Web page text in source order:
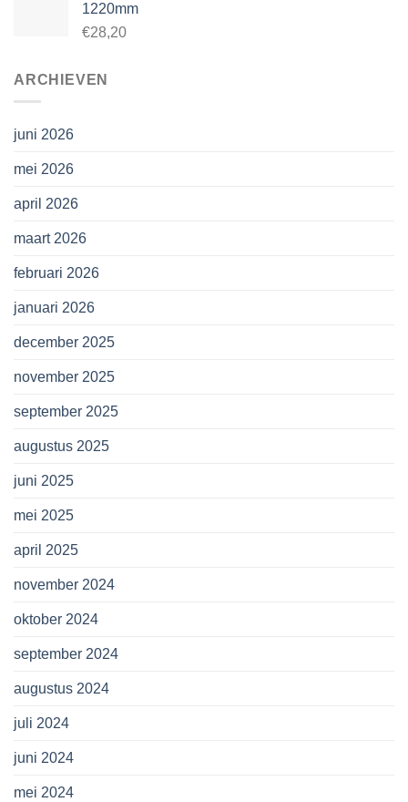
1220mm
€28,20
ARCHIEVEN
juni 2026
mei 2026
april 2026
maart 2026
februari 2026
januari 2026
december 2025
november 2025
september 2025
augustus 2025
juni 2025
mei 2025
april 2025
november 2024
oktober 2024
september 2024
augustus 2024
juli 2024
juni 2024
mei 2024